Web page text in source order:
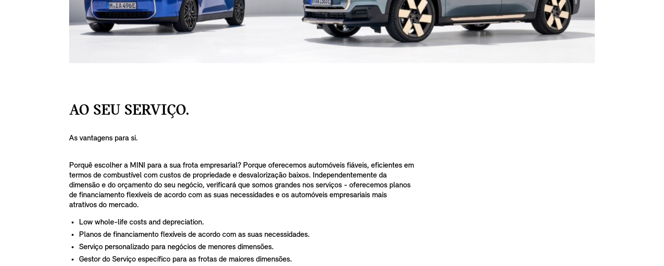
AO SEU SERVIÇO.
As vantagens para si.
Porquê escolher a MINI para a sua frota empresarial? Porque oferecemos automóveis fiáveis, eficientes em
termos de combustível com custos de propriedade e desvalorização baixos. Independentemente da
dimensão e do orçamento do seu negócio, verificará que somos grandes nos serviços - oferecemos planos
de financiamento flexíveis de acordo com as suas necessidades e os automóveis empresariais mais
atrativos do mercado.
Low whole-life costs and depreciation.
Planos de financiamento flexíveis de acordo com as suas necessidades.
Serviço personalizado para negócios de menores dimensões.
Gestor do Serviço específico para as frotas de maiores dimensões.